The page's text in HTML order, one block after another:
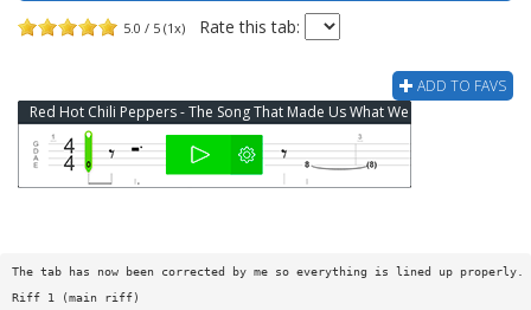
5.0 / 5 (1x) Rate this tab:
ADD TO FAVS
The tab has now been corrected by me so everything is lined up properly.
Riff 1 (main riff)